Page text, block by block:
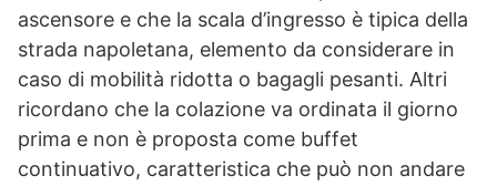
ascensore e che la scala d’ingresso è tipica della
strada napoletana, elemento da considerare in
caso di mobilità ridotta o bagagli pesanti. Altri
ricordano che la colazione va ordinata il giorno
prima e non è proposta come buffet
continuativo, caratteristica che può non andare